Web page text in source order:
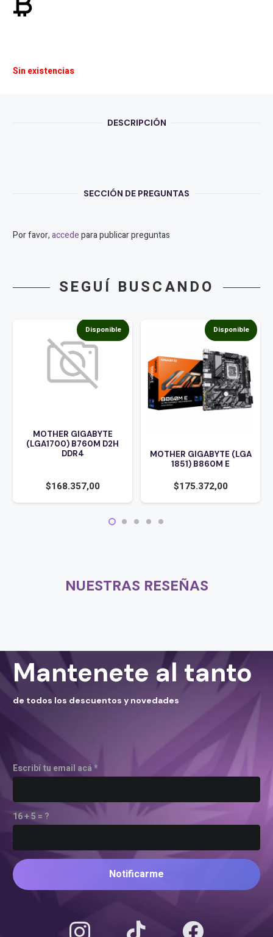
Sin existencias
DESCRIPCIÓN
SECCIÓN DE PREGUNTAS
Por favor,accedepara publicar preguntas
SEGUÍ BUSCANDO
Disponible
MOTHER GIGABYTE
(LGA1700) B760M D2H
DDR4
$168.357,00
Disponible
MOTHER GIGABYTE (LGA
1851) B860M E
$175.372,00
NUESTRAS RESEÑAS
Mantenete al tanto
de todos los descuentos y novedades
Escribí tu email acá *
16 + 5 = ?
Notificarme